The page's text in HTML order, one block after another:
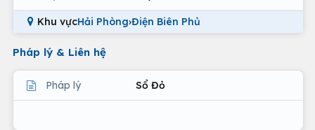
Khu vựcHải Phòng›Điện Biên Phủ
Pháp lý & Liên hệ
Pháp lý Sổ Đỏ